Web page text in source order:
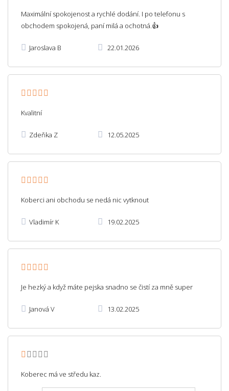
Maximální spokojenost a rychlé dodání. I po telefonu s
obchodem spokojená, paní milá a ochotná.👍
Jaroslava B 22.01.2026
Kvalitní
Zdeňka Z 12.05.2025
Koberci ani obchodu se nedá nic vytknout
Vladimír K 19.02.2025
Je hezký a když máte pejska snadno se čistí za mně super
Janová V 13.02.2025
Koberec má ve středu kaz.